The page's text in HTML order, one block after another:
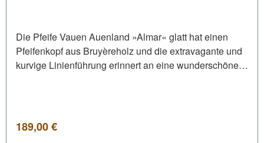
Die Pfeife Vauen Auenland »Almar« glatt hat einen
Pfeifenkopf aus Bruyèreholz und die extravagante und
kurvige Linienführung erinnert an eine wunderschöne
für eine hygienische Reinigung. Am Stielende befindet
sich ein rundes Acrylmundstück, welches natürlich für
Regulärer Preis:
189,00 €